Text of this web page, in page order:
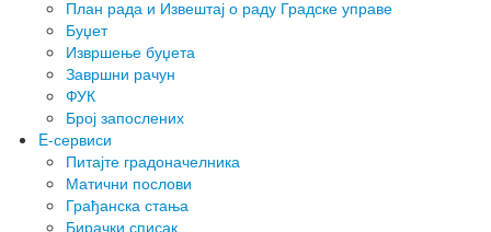
План рада и Извештај о раду Градске управе
Буџет
Извршење буџета
Завршни рачун
ФУК
Број запослених
E-сервиси
Питајте градоначелника
Матични послови
Грађанска стања
Бирачки списак